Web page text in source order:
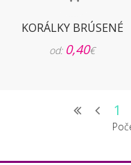
KORÁLKY BRÚSENÉ
od: 0,40€
1